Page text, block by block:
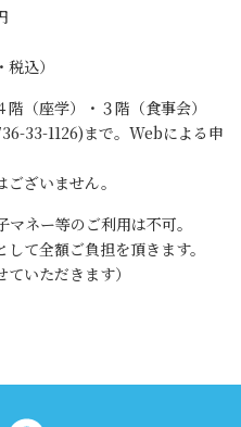
）
（座学）・３階（食事会）
33-1126)まで。Webによる申
ざいません。
ネー等のご利用は不可。
て全額ご負担を頂きます。
いただきます）